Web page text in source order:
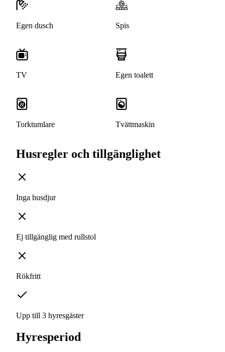
Egen dusch Spis
TV Egen toalett
Torktumlare Tvättmaskin
Husregler och tillgänglighet
Inga husdjur
Ej tillgänglig med rullstol
Rökfritt
Upp till 3 hyresgäster
Hyresperiod